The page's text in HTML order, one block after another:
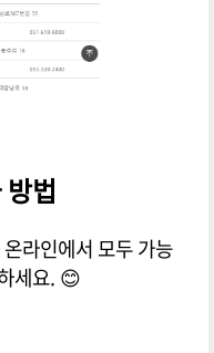
법
라인에서 모두 가능
세요. 😊